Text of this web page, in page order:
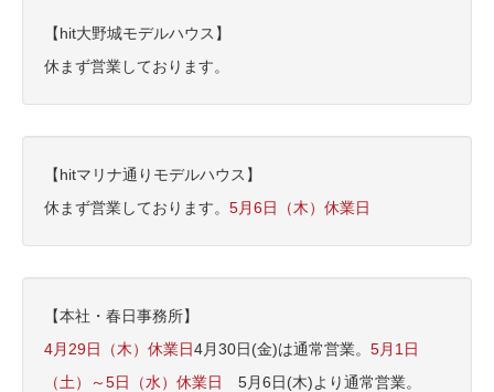
【hit大野城モデルハウス】
休まず営業しております。
【hitマリナ通りモデルハウス】
休まず営業しております。 5月6日（木）休業日
【本社・春日事務所】
4月29日（木）休業日4月30日(金)は通常営業。 5月1日
（土）～5日（水）休業日
5月6日(木)より通常営業。